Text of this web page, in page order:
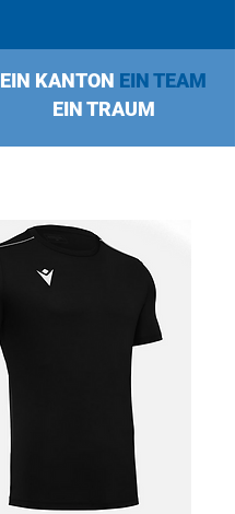
EIN KANTON EIN TEAM
EIN TRAUM